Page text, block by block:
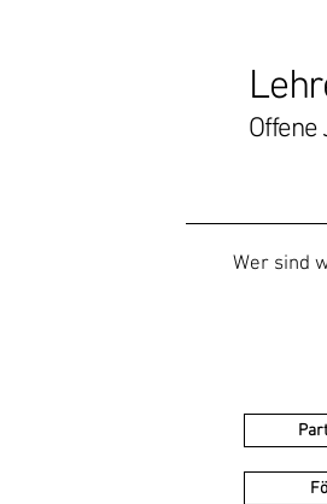
Offene
Wer sind